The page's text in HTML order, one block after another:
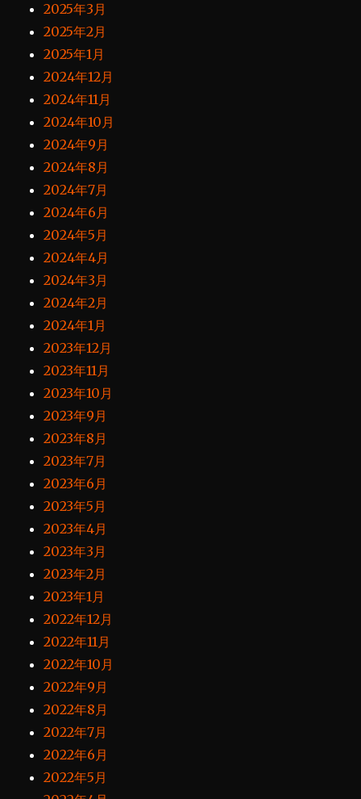
2025年3月
2025年2月
2025年1月
2024年12月
2024年11月
2024年10月
2024年9月
2024年8月
2024年7月
2024年6月
2024年5月
2024年4月
2024年3月
2024年2月
2024年1月
2023年12月
2023年11月
2023年10月
2023年9月
2023年8月
2023年7月
2023年6月
2023年5月
2023年4月
2023年3月
2023年2月
2023年1月
2022年12月
2022年11月
2022年10月
2022年9月
2022年8月
2022年7月
2022年6月
2022年5月